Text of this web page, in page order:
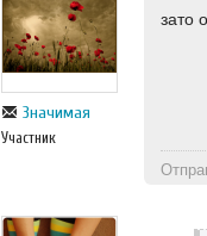
Значимая
Участник
зато